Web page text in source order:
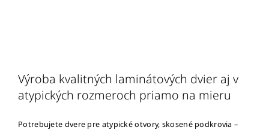
Výroba kvalitných laminátových dvier aj v
atypických rozmeroch priamo na mieru
Potrebujete dvere pre atypické otvory, skosené podkrovia –